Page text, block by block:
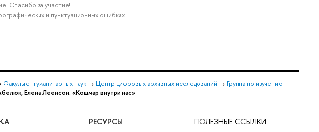
Спасибо за участие!
и пунктуационных ошибках.
Факультет гуманитарных наук → Центр цифровых архивных исследований → Группа по изучению
Елена Леенсон. «Кошмар внутри нас»
РЕСУРСЫ ПОЛЕЗНЫЕ ССЫЛКИ